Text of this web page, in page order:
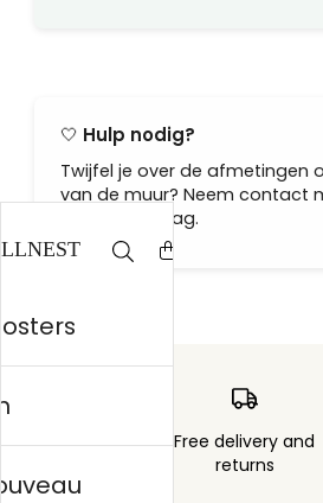
🤍 Hulp nodig?
Twijfel je over de afmetingen
van de muur? Neem contact
helpen je graag.
Order sent within Free delivery and
returns